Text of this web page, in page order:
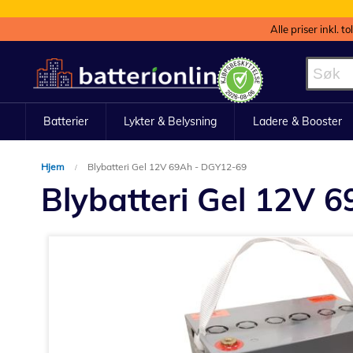
Alle priser inkl.
til
innhold
Batterier Lykter & Belysning Ladere & Booster
Hjem Blybatteri Gel 12V 69Ah - DGY12-69
Blybatteri Gel 12V